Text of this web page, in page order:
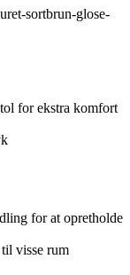
sortbrun-glose-
for ekstra komfort
for at opretholde
visse rum